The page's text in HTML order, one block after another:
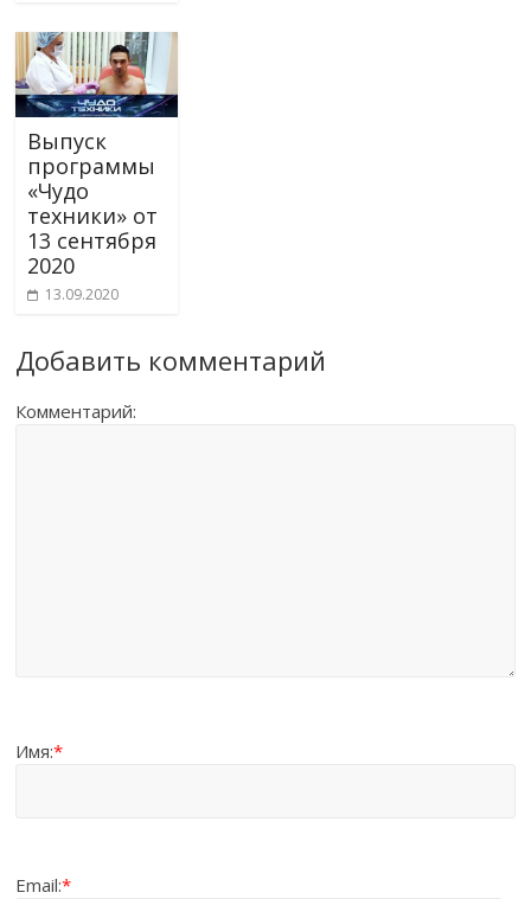
Выпуск
программы
«Чудо
техники» от
13 сентября
2020
13.09.2020
Добавить комментарий
Комментарий:
Имя:*
Email:*